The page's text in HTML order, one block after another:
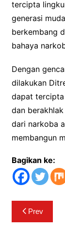
tercipta
generasi
berkembang
bahaya
Dengan
dilakukan
dapat tercipta
dan
dari narkoba
membangun
Bagikan ke:
Navigasi
pos
Prev